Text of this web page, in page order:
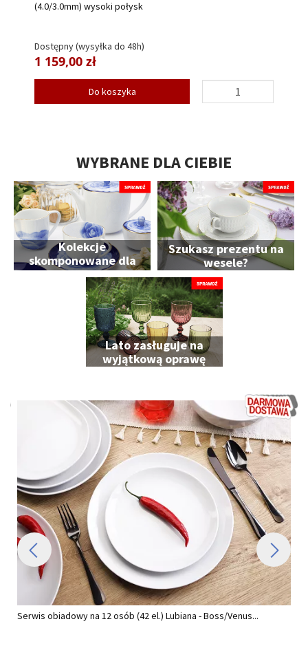
(4.0/3.0mm) wysoki połysk
Dostępny (wysyłka do 48h)
1 159,00 zł
Do koszyka
WYBRANE DLA CIEBIE
Kolekcje
skomponowane dla
Ciebie
Szukasz prezentu na
wesele?
Lato zasługuje na
wyjątkową oprawę
Serwis obiadowy na 12 osób (42 el.) Lubiana - Boss/Venus...